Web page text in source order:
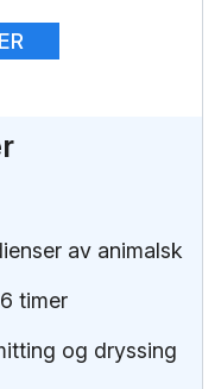
av animalsk
timer
og dryssing